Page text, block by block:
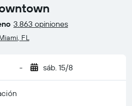
3.863 opiniones
FL
- sáb. 15/8